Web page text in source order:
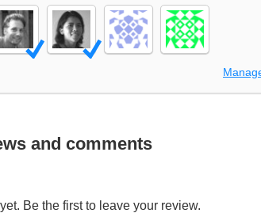
and comments
Be the first to leave your review.